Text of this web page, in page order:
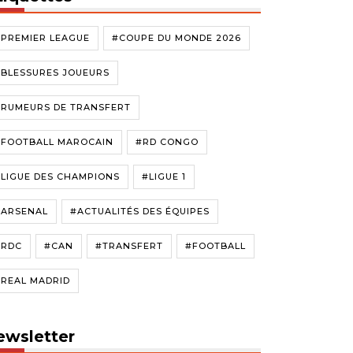
LEAGUE #COUPE DU MONDE 2026
JOUEURS
DE TRANSFERT
MAROCAIN #RD CONGO
DES CHAMPIONS #LIGUE 1
#ACTUALITÉS DES ÉQUIPES
#CAN #TRANSFERT #FOOTBALL
MADRID